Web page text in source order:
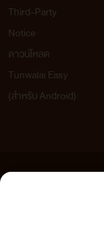
Third-Party
Notice
ดาวน์โหลด
Tunwalai Easy
(สำหรับ Android)
เว็บไซต์แห่งนี้ไม่ได้เห็นด้วยและ
วิจารณญาณในการกลั่นกรองด้ว